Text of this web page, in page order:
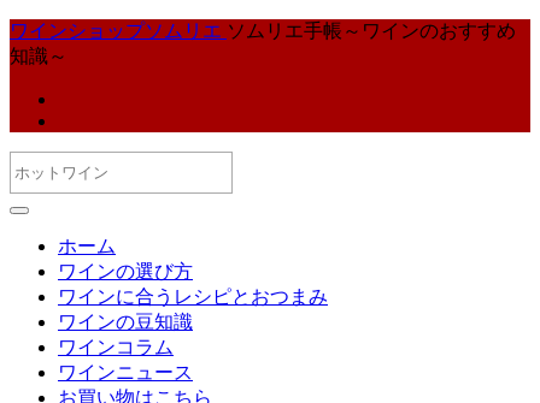
ワインショップソムリエ ソムリエ手帳～ワインのおすすめ
知識～
ホーム
ワインの選び方
ワインに合うレシピとおつまみ
ワインの豆知識
ワインコラム
ワインニュース
お買い物はこちら